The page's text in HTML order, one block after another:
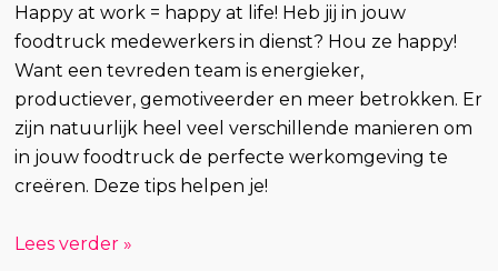
Happy at work = happy at life! Heb jij in jouw
foodtruck medewerkers in dienst? Hou ze happy!
Want een tevreden team is energieker,
productiever, gemotiveerder en meer betrokken. Er
zijn natuurlijk heel veel verschillende manieren om
in jouw foodtruck de perfecte werkomgeving te
creëren. Deze tips helpen je!
Lees verder »